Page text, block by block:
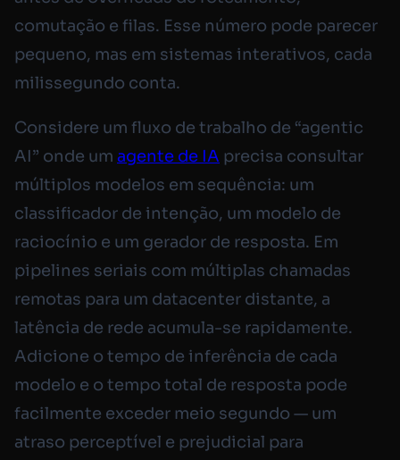
comutação e filas. Esse número pode parecer
pequeno, mas em sistemas interativos, cada
milissegundo conta.
Considere um fluxo de trabalho de “agentic
AI” onde um agente de IA precisa consultar
múltiplos modelos em sequência: um
classificador de intenção, um modelo de
raciocínio e um gerador de resposta. Em
pipelines seriais com múltiplas chamadas
remotas para um datacenter distante, a
latência de rede acumula-se rapidamente.
Adicione o tempo de inferência de cada
modelo e o tempo total de resposta pode
facilmente exceder meio segundo — um
atraso perceptível e prejudicial para